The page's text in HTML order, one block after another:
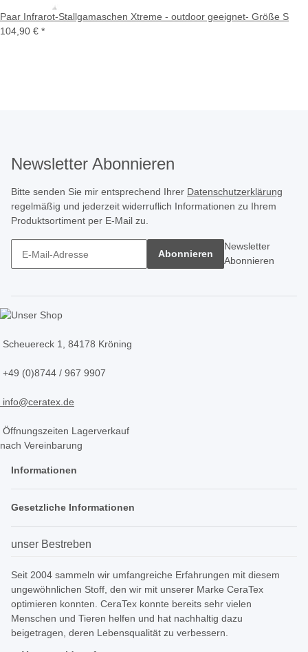
Paar Infrarot-Stallgamaschen Xtreme - outdoor geeignet- Größe S
104,90 € *
Newsletter Abonnieren
Bitte senden Sie mir entsprechend Ihrer Datenschutzerklärung
regelmäßig und jederzeit widerruflich Informationen zu Ihrem
Produktsortiment per E-Mail zu.
Abonnieren
Newsletter
Abonnieren
Scheuereck 1, 84178 Kröning
+49 (0)8744 / 967 9907
info@ceratex.de
Öffnungszeiten Lagerverkauf
nach Vereinbarung
Informationen
Gesetzliche Informationen
unser Bestreben
Seit 2004 sammeln wir umfangreiche Erfahrungen mit diesem
ungewöhnlichen Stoff, den wir mit unserer Marke CeraTex
optimieren konnten. CeraTex konnte bereits sehr vielen
Menschen und Tieren helfen und hat nachhaltig dazu
beigetragen, deren Lebensqualität zu verbessern.